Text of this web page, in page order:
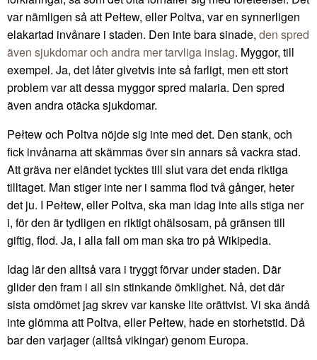
var nämligen så att Pełtew, eller Poltva, var en synnerligen
elakartad invånare i staden. Den inte bara sinade, den spred
även sjukdomar och andra mer tarvliga inslag. Myggor, till
exempel. Ja, det låter givetvis inte så farligt, men ett stort
problem var att dessa myggor spred malaria. Den spred
även andra otäcka sjukdomar.
Pełtew och Poltva nöjde sig inte med det. Den stank, och
fick invånarna att skämmas över sin annars så vackra stad.
Att gräva ner eländet tycktes till slut vara det enda riktiga
tilltaget. Man stiger inte ner i samma flod två gånger, heter
det ju. I Pełtew, eller Poltva, ska man idag inte alls stiga ner
i, för den är tydligen en riktigt ohälsosam, på gränsen till
giftig, flod. Ja, i alla fall om man ska tro på Wikipedia.
Idag lär den alltså vara i tryggt förvar under staden. Där
glider den fram i all sin stinkande ömklighet. Nå, det där
sista omdömet jag skrev var kanske lite orättvist. Vi ska ändå
inte glömma att Poltva, eller Pełtew, hade en storhetstid. Då
bar den varjager (alltså vikingar) genom Europa.